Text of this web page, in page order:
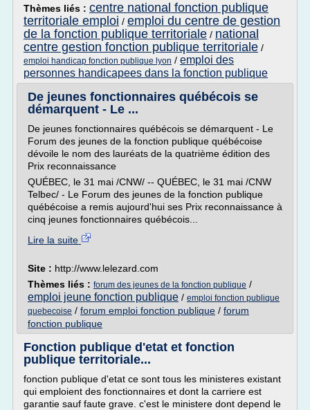
Thèmes liés : centre national fonction publique
territoriale emploi / emploi du centre de gestion
de la fonction publique territoriale / national
centre gestion fonction publique territoriale /
emploi handicap fonction publique lyon / emploi des
personnes handicapees dans la fonction publique
De jeunes fonctionnaires québécois se
démarquent - Le ...
De jeunes fonctionnaires québécois se démarquent - Le
Forum des jeunes de la fonction publique québécoise
dévoile le nom des lauréats de la quatrième édition des
Prix reconnaissance
QUÉBEC, le 31 mai /CNW/ -- QUÉBEC, le 31 mai /CNW
Telbec/ - Le Forum des jeunes de la fonction publique
québécoise a remis aujourd'hui ses Prix reconnaissance à
cinq jeunes fonctionnaires québécois...
Lire la suite
Site : http://www.lelezard.com
Thèmes liés : forum des jeunes de la fonction publique /
emploi jeune fonction publique / emploi fonction publique
quebecoise / forum emploi fonction publique / forum
fonction publique
Fonction publique d'etat et fonction
publique territoriale...
fonction publique d'etat ce sont tous les ministeres existant
qui emploient des fonctionnaires et dont la carriere est
garantie sauf faute grave. c'est le ministere dont depend le